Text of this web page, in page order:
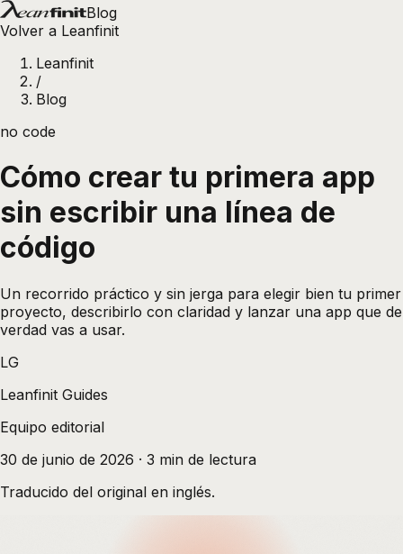
Blog
Volver a Leanfinit
Leanfinit
/
Blog
no code
Cómo crear tu primera app
sin escribir una línea de
código
Un recorrido práctico y sin jerga para elegir bien tu primer
proyecto, describirlo con claridad y lanzar una app que de
verdad vas a usar.
LG
Leanfinit Guides
Equipo editorial
30 de junio de 2026 · 3 min de lectura
Traducido del original en inglés.